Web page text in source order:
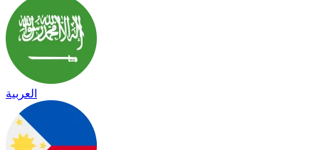
العربية